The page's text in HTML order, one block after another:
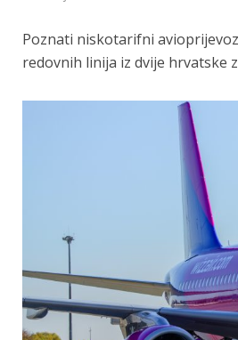
Poznati niskotarifni
redovnih linija iz dvije hrvatske